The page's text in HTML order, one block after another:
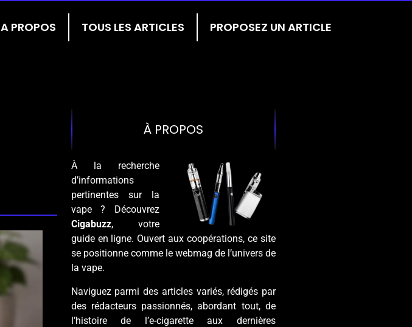
A PROPOS TOUS LES ARTICLES PROPOSEZ UN ARTICLE
À PROPOS
À la recherche
d’informations
pertinentes sur la
vape ? Découvrez
Cigabuzz, votre
guide en ligne. Ouvert aux coopérations, ce site
se positionne comme le webmag de l’univers de
la vape.
Naviguez parmi des articles variés, rédigés par
des rédacteurs passionnés, abordant tout, de
l’histoire de l’e-cigarette aux dernières